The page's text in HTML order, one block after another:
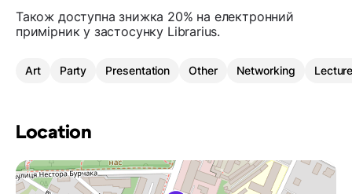
Також доступна знижка 20% на електронний
примірник у застосунку Librarius.
Art Party Presentation Other Networking
Location